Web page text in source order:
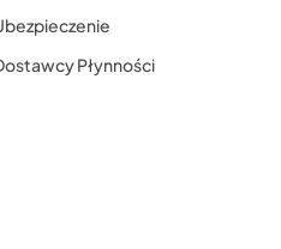
Płynności